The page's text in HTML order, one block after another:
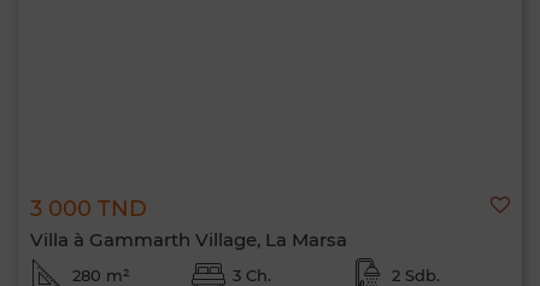
3 000 TND
Villa à Gammarth Village, La Marsa
280 m² 3 Ch. 2 Sdb.